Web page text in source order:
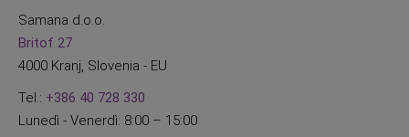
Samana d.o.o.
Britof 27
4000 Kranj, Slovenia - EU
Tel.: +386 40 728 330
Lunedì - Venerdì: 8:00 – 15:00